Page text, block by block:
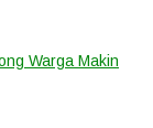
Warga Makin